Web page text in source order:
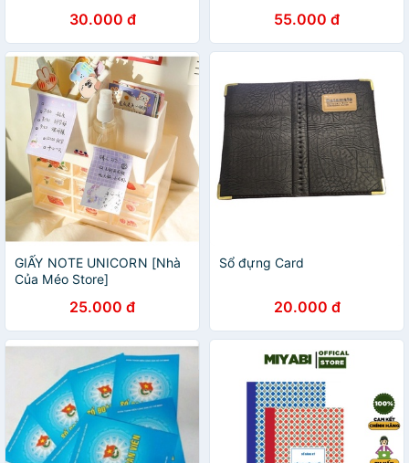
30.000 đ 55.000 đ
GIẤY NOTE UNICORN [Nhà
Của Méo Store]
25.000 đ
Sổ đựng Card
20.000 đ